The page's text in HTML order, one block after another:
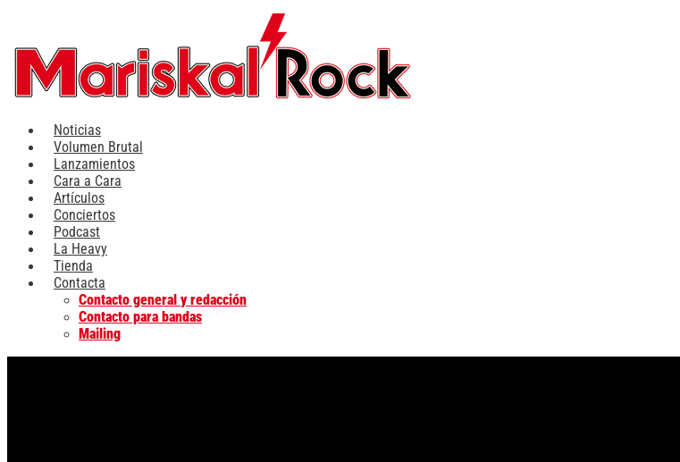
contenido
Noticias
Volumen Brutal
Lanzamientos
Cara a Cara
Artículos
Conciertos
Podcast
La Heavy
Tienda
Contacta
Contacto general y redacción
Contacto para bandas
Mailing